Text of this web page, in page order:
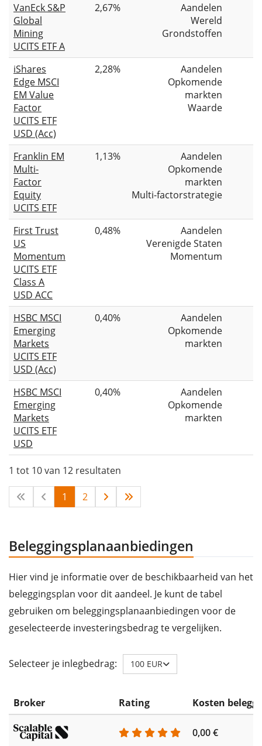
VanEck S&P
Global
Mining
UCITS ETF A
2,67%
Aandelen
Wereld
Grondstoffen
iShares
Edge MSCI
EM Value
Factor
UCITS ETF
USD (Acc)
2,28%
Aandelen
Opkomende
markten
Waarde
Franklin EM
Multi-
Factor
Equity
UCITS ETF
1,13%
Aandelen
Opkomende
markten
Multi-factorstrategie
First Trust
US
Momentum
UCITS ETF
Class A
USD ACC
0,48%
Aandelen
Verenigde Staten
Momentum
HSBC MSCI
Emerging
Markets
UCITS ETF
USD (Acc)
0,40%
Aandelen
Opkomende
markten
HSBC MSCI
Emerging
Markets
UCITS ETF
USD
0,40%
Aandelen
Opkomende
markten
1 tot 10 van 12 resultaten
1 2
Beleggingsplanaanbiedingen
Hier vind je informatie over de beschikbaarheid van het
beleggingsplan voor dit aandeel. Je kunt de tabel
gebruiken om beleggingsplanaanbiedingen voor de
geselecteerde investeringsbedrag te vergelijken.
Selecteer je inlegbedrag: 100 EUR
Broker Rating Kosten
0,00 €